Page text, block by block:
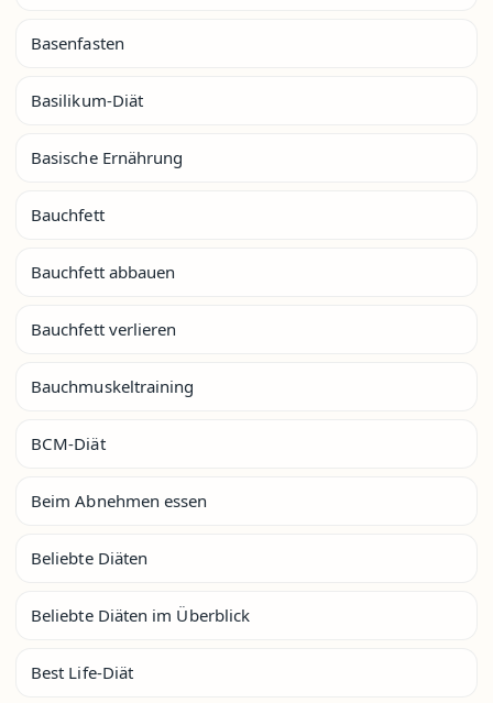
Basenfasten
Basilikum-Diät
Basische Ernährung
Bauchfett
Bauchfett abbauen
Bauchfett verlieren
Bauchmuskeltraining
BCM-Diät
Beim Abnehmen essen
Beliebte Diäten
Beliebte Diäten im Überblick
Best Life-Diät